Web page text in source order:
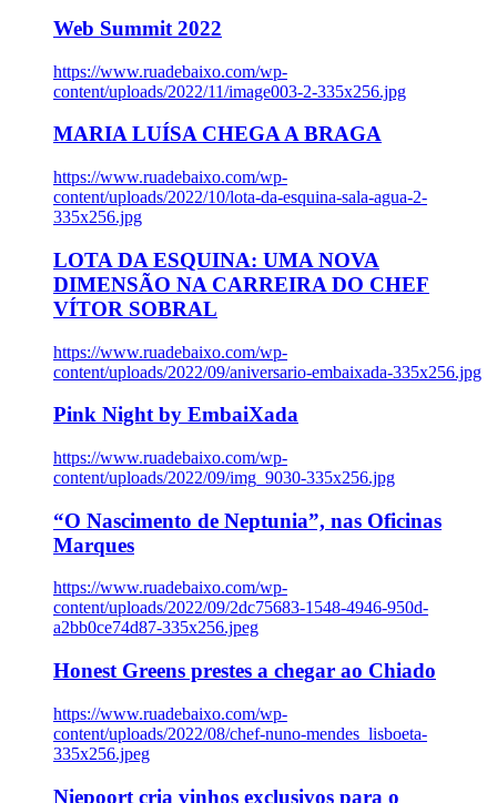
Web Summit 2022
https://www.ruadebaixo.com/wp-
content/uploads/2022/11/image003-2-335x256.jpg
MARIA LUÍSA CHEGA A BRAGA
https://www.ruadebaixo.com/wp-
content/uploads/2022/10/lota-da-esquina-sala-agua-2-
335x256.jpg
LOTA DA ESQUINA: UMA NOVA
DIMENSÃO NA CARREIRA DO CHEF
VÍTOR SOBRAL
https://www.ruadebaixo.com/wp-
content/uploads/2022/09/aniversario-embaixada-335x256.jpg
Pink Night by EmbaiXada
https://www.ruadebaixo.com/wp-
content/uploads/2022/09/img_9030-335x256.jpg
“O Nascimento de Neptunia”, nas Oficinas
Marques
https://www.ruadebaixo.com/wp-
content/uploads/2022/09/2dc75683-1548-4946-950d-
a2bb0ce74d87-335x256.jpeg
Honest Greens prestes a chegar ao Chiado
https://www.ruadebaixo.com/wp-
content/uploads/2022/08/chef-nuno-mendes_lisboeta-
335x256.jpeg
Niepoort cria vinhos exclusivos para o